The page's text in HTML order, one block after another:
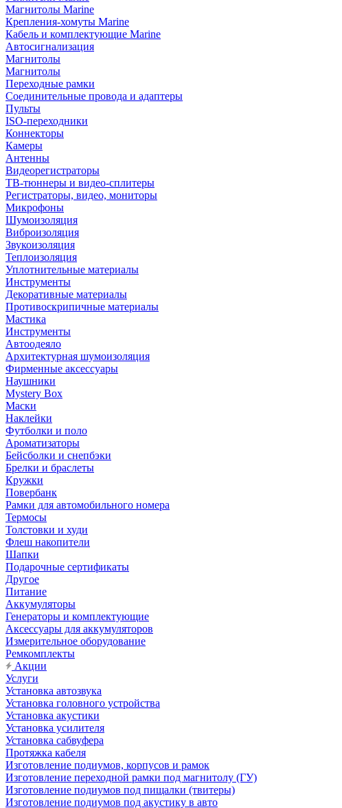
Магнитолы Marine
Крепления-хомуты Marine
Кабель и комплектующие Marine
Автосигнализация
Магнитолы
Магнитолы
Переходные рамки
Соединительные провода и адаптеры
Пульты
ISO-переходники
Коннекторы
Камеры
Антенны
Видеорегистраторы
ТВ-тюннеры и видео-сплитеры
Регистраторы, видео, мониторы
Микрофоны
Шумоизоляция
Виброизоляция
Звукоизоляция
Теплоизоляция
Уплотнительные материалы
Инструменты
Декоративные материалы
Противоскрипичные материалы
Мастика
Инструменты
Автоодеяло
Архитектурная шумоизоляция
Фирменные аксессуары
Наушники
Mystery Box
Маски
Наклейки
Футболки и поло
Ароматизаторы
Бейсболки и снепбэки
Брелки и браслеты
Кружки
Повербанк
Рамки для автомобильного номера
Термосы
Толстовки и худи
Флеш накопители
Шапки
Подарочные сертификаты
Другое
Питание
Аккумуляторы
Генераторы и комплектующие
Аксессуары для аккумуляторов
Измерительное оборудование
Ремкомплекты
Акции
Услуги
Установка автозвука
Установка головного устройства
Установка акустики
Установка усилителя
Установка сабвуфера
Протяжка кабеля
Изготовление подиумов, корпусов и рамок
Изготовление переходной рамки под магнитолу (ГУ)
Изготовление подиумов под пищалки (твитеры)
Изготовление подиумов под акустику в авто